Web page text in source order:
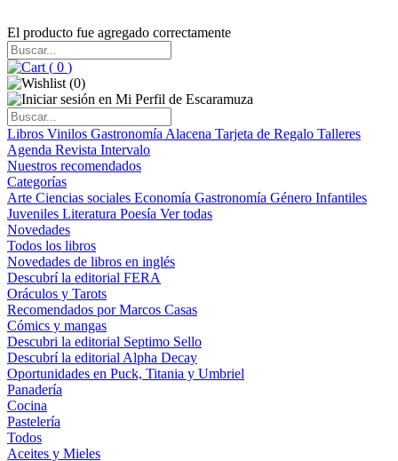
El producto fue agregado correctamente
( 0 )
(0)
Libros Vinilos Gastronomía Alacena Tarjeta de Regalo Talleres
Agenda Revista Intervalo
Nuestros recomendados
Categorías
Arte Ciencias sociales Economía Gastronomía Género Infantiles
Juveniles Literatura Poesía Ver todas
Novedades
Todos los libros
Novedades de libros en inglés
Descubrí la editorial FERA
Oráculos y Tarots
Recomendados por Marcos Casas
Cómics y mangas
Descubri la editorial Septimo Sello
Descubrí la editorial Alpha Decay
Oportunidades en Puck, Titania y Umbriel
Panadería
Cocina
Pastelería
Todos
Aceites y Mieles